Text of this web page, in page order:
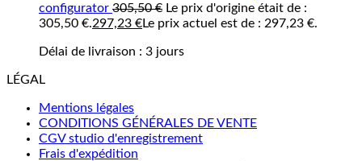
configurator 305,50€ Le prix d'origine était de :
305,50 €.297,23 €Le prix actuel est de : 297,23 €.
Délai de livraison : 3 jours
LÉGAL
Mentions légales
CONDITIONS GÉNÉRALES DE VENTE
CGV studio d'enregistrement
Frais d'expédition